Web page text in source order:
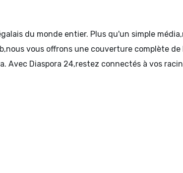
du monde entier. Plus qu'un simple
vous offrons une couverture complète
Diaspora 24,restez connectés à vos